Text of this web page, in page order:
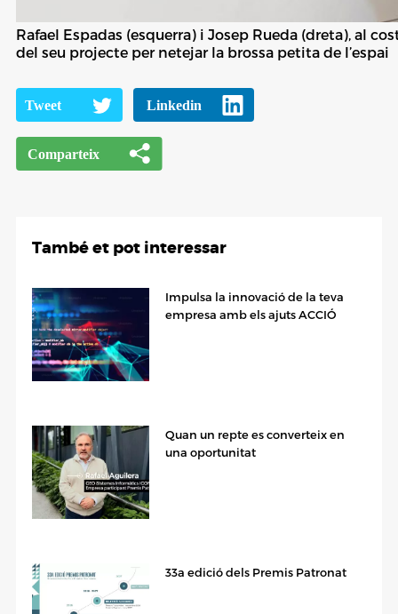
Rafael Espadas (esquerra) i Josep Rueda (dreta), al
del seu projecte per netejar la brossa petita de l’espai
També et pot interessar
Impulsa la innovació de la teva
empresa amb els ajuts ACCIÓ
Quan un repte es converteix en
una oportunitat
33a edició dels Premis Patronat